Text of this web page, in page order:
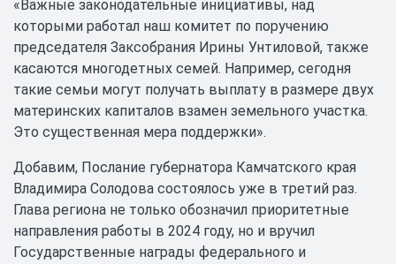
«Важные законодательные инициативы, над
которыми работал наш комитет по поручению
председателя Заксобрания Ирины Унтиловой, также
касаются многодетных семей. Например, сегодня
такие семьи могут получать выплату в размере двух
материнских капиталов взамен земельного участка.
Это существенная мера поддержки».
Добавим, Послание губернатора Камчатского края
Владимира Солодова состоялось уже в третий раз.
Глава региона не только обозначил приоритетные
направления работы в 2024 году, но и вручил
Государственные награды федерального и